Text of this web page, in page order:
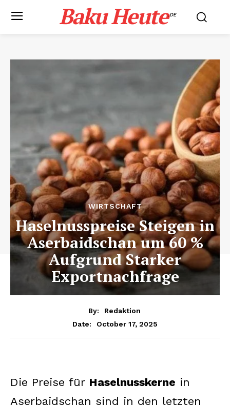
Baku Heute.DE
WIRTSCHAFT
Haselnusspreise Steigen in
Aserbaidschan um 60 %
Aufgrund Starker
Exportnachfrage
By:
Redaktion
Date:
October 17, 2025
Die Preise für Haselnusskerne in
Aserbaidschan sind in den letzten